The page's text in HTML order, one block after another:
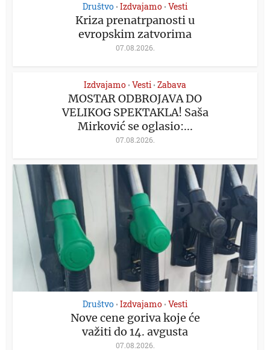
Društvo • Izdvajamo • Vesti
Kriza prenatrpanosti u
evropskim zatvorima
07.08.2026.
Izdvajamo • Vesti • Zabava
MOSTAR ODBROJAVA DO
VELIKOG SPEKTAKLA! Saša
Mirković se oglasio:...
07.08.2026.
Društvo • Izdvajamo • Vesti
Nove cene goriva koje će
važiti do 14. avgusta
07.08.2026.